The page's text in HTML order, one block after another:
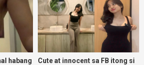
habang
Cute at innocent sa FB itong si